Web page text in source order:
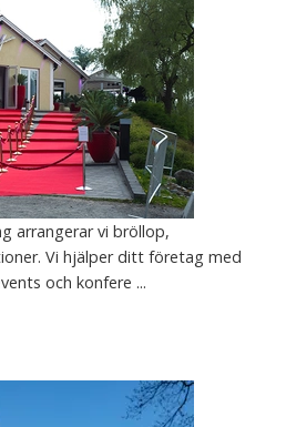
arrangerar vi bröllop,
Vi hjälper ditt företag med
och konfere ...